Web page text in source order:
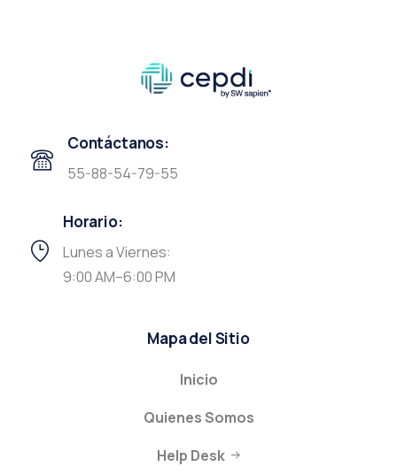
Contáctanos:
55-88-54-79-55
Horario:
Lunes a Viernes:
9:00 AM–6:00 PM
Mapa del Sitio
Inicio
Quienes Somos
Help Desk